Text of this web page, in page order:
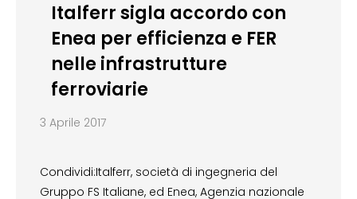
Italferr sigla accordo con
Enea per efficienza e FER
nelle infrastrutture
ferroviarie
3 Aprile 2017
Condividi:Italferr, società di ingegneria del
Gruppo FS Italiane, ed Enea, Agenzia nazionale